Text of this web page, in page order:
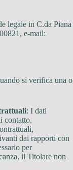
legale in C.da Piana
e-mail:
si verifica una o
: I dati
contatto,
dai rapporti con
per
il Titolare non